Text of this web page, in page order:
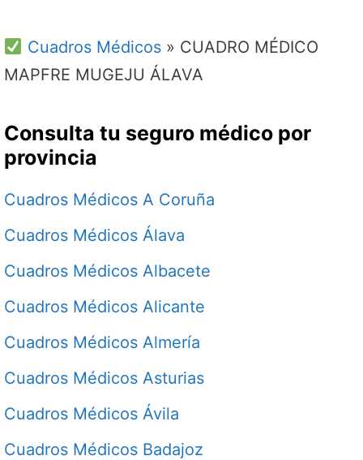
Cuadros Médicos» CUADRO MÉDICO
MAPFRE MUGEJU ÁLAVA
Consulta tu seguro médico por
provincia
Cuadros Médicos A Coruña
Cuadros Médicos Álava
Cuadros Médicos Albacete
Cuadros Médicos Alicante
Cuadros Médicos Almería
Cuadros Médicos Asturias
Cuadros Médicos Ávila
Cuadros Médicos Badajoz